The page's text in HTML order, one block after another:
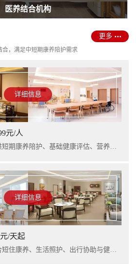
护理型养老院建设
医养结合机构
，满足中短期康养陪护需求
更多
详细信息
元/人
详细信息
/天起